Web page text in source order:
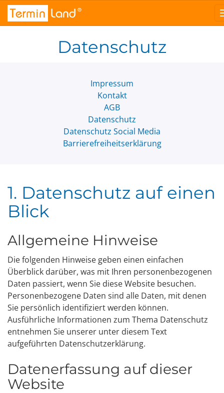
Termin Land ®
Datenschutz
Impressum
Kontakt
AGB
Datenschutz
Datenschutz Social Media
Barrierefreiheits­erklärung
1. Datenschutz auf einen
Blick
Allgemeine Hinweise
Die folgenden Hinweise geben einen einfachen
Überblick darüber, was mit Ihren personenbezogenen
Daten passiert, wenn Sie diese Website besuchen.
Personenbezogene Daten sind alle Daten, mit denen
Sie persönlich identifiziert werden können.
Ausführliche Informationen zum Thema Datenschutz
entnehmen Sie unserer unter diesem Text
aufgeführten Datenschutzerklärung.
Datenerfassung auf dieser
Website